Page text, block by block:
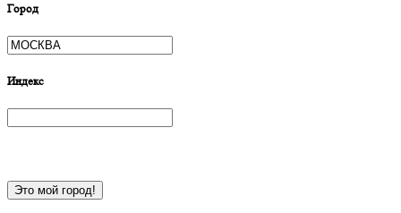
Город
Индекс
Это мой город!